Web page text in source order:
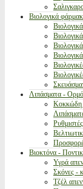
Βιολογικά
Λιπάσματα -
Κοκκώδη
Βιοκτόνα -
Υγρά
Σκόνες -
Τζέλ